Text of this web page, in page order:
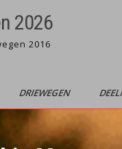
2026
2016
DRIEWEGEN